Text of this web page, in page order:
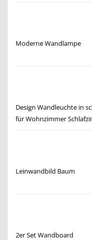
Moderne Wandlampe
Design Wandleuchte in
für Wohnzimmer
Leinwandbild Baum
2er Set Wandboard